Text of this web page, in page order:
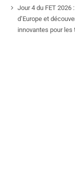
Jour 4 du FET 2026
d’Europe et
innovantes pour les